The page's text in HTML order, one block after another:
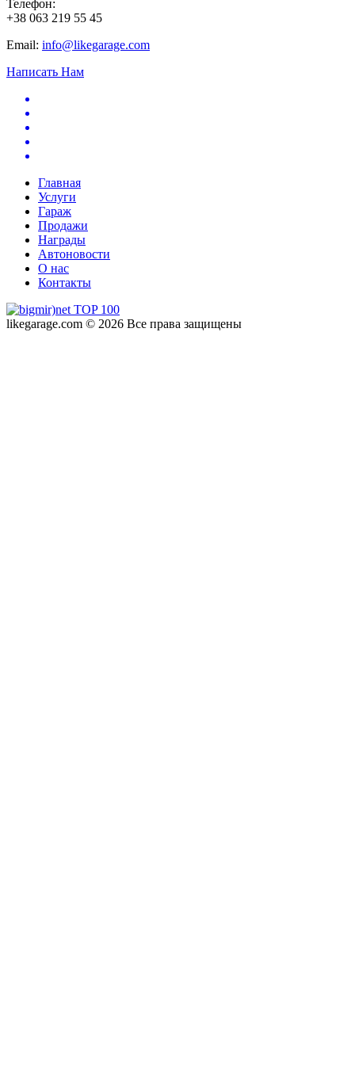
Телефон:
+38 063 219 55 45
Email: info@likegarage.com
Написать Нам
Главная
Услуги
Гараж
Продажи
Награды
Автоновости
О нас
Контакты
likegarage.com © 2026 Все права защищены